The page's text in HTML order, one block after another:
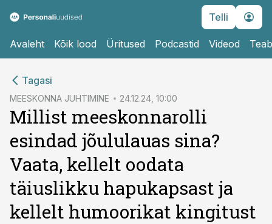
Telli
Avaleht Kõik lood Üritused Podcastid Videod
Tagasi
MEESKONNA JUHTIMINE 24.12.24, 10:00
Millist meeskonnarolli
esindad jõululauas sina?
Vaata, kellelt oodata
täiuslikku hapukapsast ja
kellelt humoorikat kingitust